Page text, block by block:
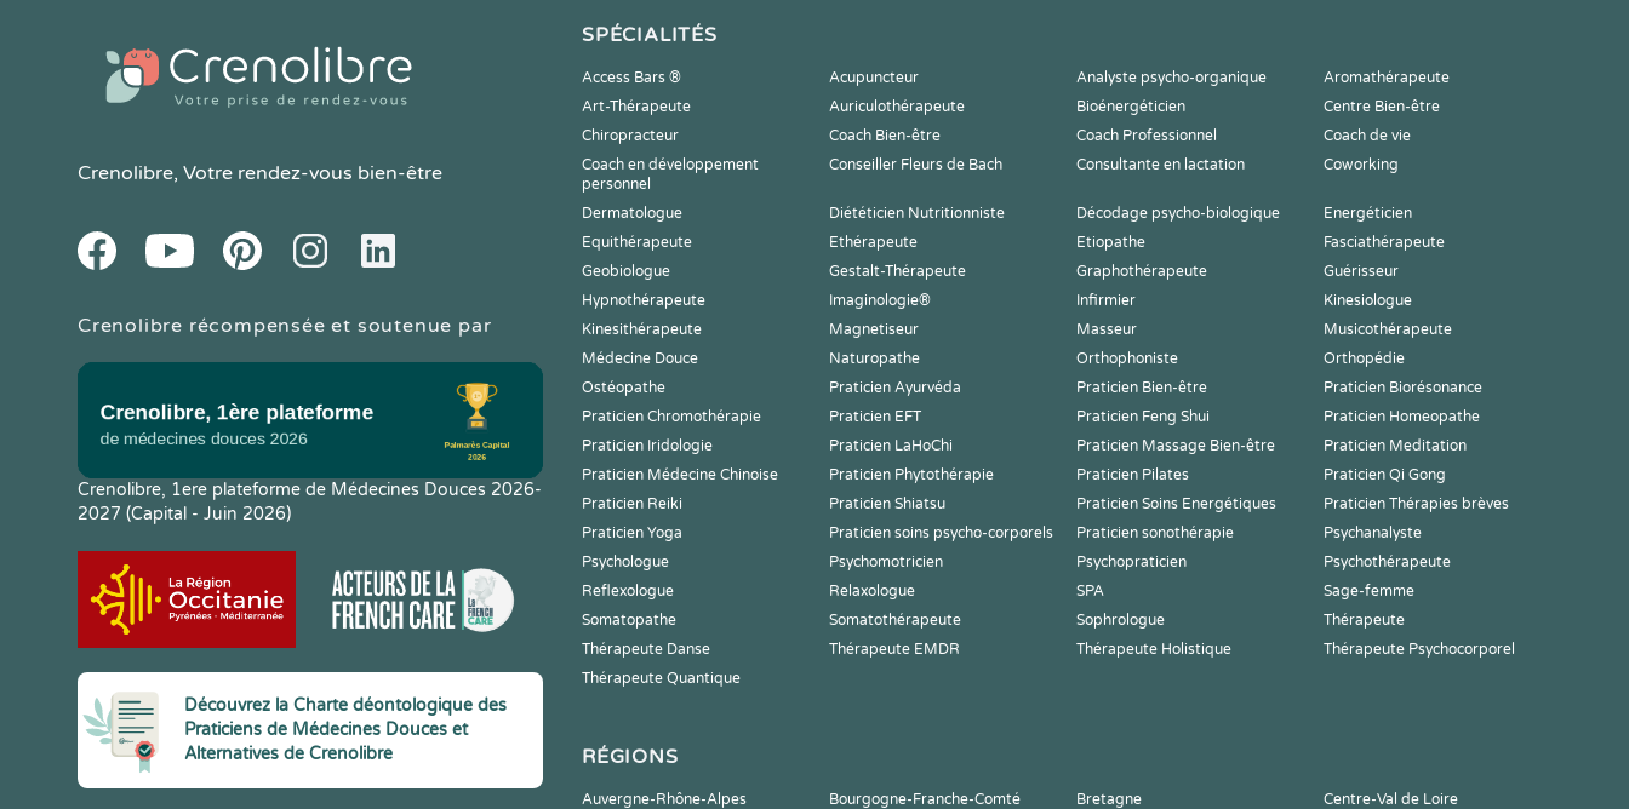
Crenolibre, Votre rendez-vous bien-être
FacebookYoutube PinteresetInstagramLinkedIn
Crenolibre récompensée et soutenue par
Crenolibre, 1ere plateforme de Médecines Douces 2026-
2027 (Capital - Juin 2026)
Découvrez la Charte déontologique des
Praticiens de Médecines Douces et
Alternatives de Crenolibre
SPÉCIALITÉS
Access Bars ® Acupuncteur Analyste psycho-organique
Aromathérapeute
Art-Thérapeute
Auriculothérapeute Bioénergéticien
Centre Bien-être
Chiropracteur
Coach Bien-être Coach Professionnel
Coach de vie
Coach en développement
personnel
Conseiller Fleurs de Bach Consultante en lactation Coworking
Dermatologue Diététicien Nutritionniste Décodage psycho-biologique
Energéticien
Equithérapeute
Ethérapeute Etiopathe
Fasciathérapeute
Geobiologue
Gestalt-Thérapeute Graphothérapeute
Guérisseur
Hypnothérapeute
Imaginologie® Infirmier
Kinesiologue
Kinesithérapeute
Magnetiseur Masseur
Musicothérapeute
Médecine Douce
Naturopathe Orthophoniste
Orthopédie
Ostéopathe
Praticien Ayurvéda Praticien Bien-être
Praticien Biorésonance
Praticien Chromothérapie
Praticien EFT Praticien Feng Shui
Praticien Homeopathe
Praticien Iridologie
Praticien LaHoChi Praticien Massage Bien-être
Praticien Meditation
Praticien Médecine Chinoise
Praticien Phytothérapie Praticien Pilates
Praticien Qi Gong
Praticien Reiki
Praticien Shiatsu Praticien Soins Energétiques
Praticien Thérapies brèves
Praticien Yoga
Praticien soins psycho-corporels Praticien sonothérapie
Psychanalyste
Psychologue
Psychomotricien Psychopraticien
Psychothérapeute
Reflexologue
Relaxologue SPA
Sage-femme
Somatopathe
Somatothérapeute Sophrologue
Thérapeute
Thérapeute Danse
Thérapeute EMDR Thérapeute Holistique
Thérapeute Psychocorporel
Thérapeute Quantique
RÉGIONS
Auvergne-Rhône-Alpes Bourgogne-Franche-Comté Bretagne
Centre-Val de Loire